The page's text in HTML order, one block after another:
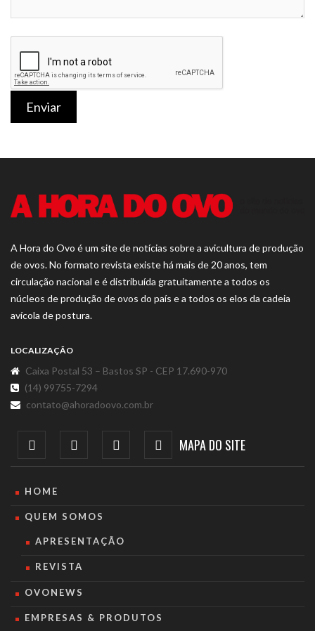
Enviar
A Hora do Ovo é um site de notícias sobre a avicultura de produção
de ovos. No formato revista existe há mais de 20 anos, tem
circulação nacional e é distribuída gratuitamente a todos os
núcleos de produção de ovos do país e a todos os elos da cadeia
avícola de postura.
LOCALIZAÇÃO
Caixa Postal 53 – Bastos SP - CEP 17.690-970
(14) 99755-7294
contato@ahoradoovo.com.br
MAPA DO SITE
HOME
QUEM SOMOS
APRESENTAÇÃO
REVISTA
OVONEWS
EMPRESAS & PRODUTOS